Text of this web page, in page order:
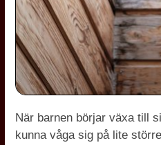
När barnen börjar växa till
kunna våga sig på lite